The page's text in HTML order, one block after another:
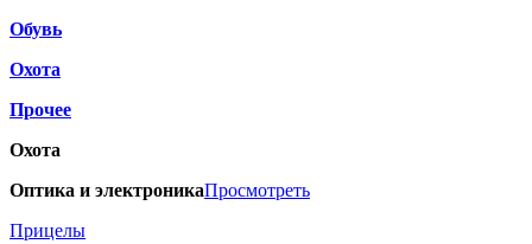
Обувь
Охота
Прочее
Охота
Оптика и электроникаПросмотреть
Прицелы